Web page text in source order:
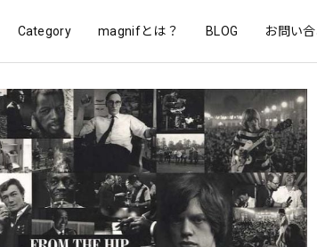
Category magnifとは？ BLOG お問い